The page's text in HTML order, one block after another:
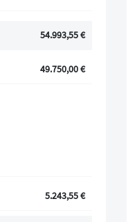
54.993,55€
49.750,00€
5.243,55 €